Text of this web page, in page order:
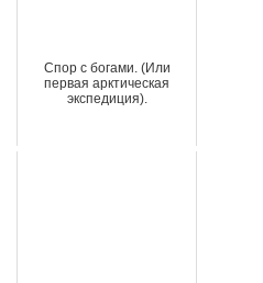
Спор с богами. (Или
первая арктическая
экспедиция).